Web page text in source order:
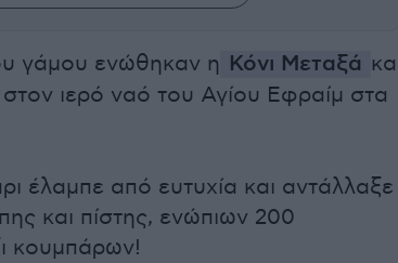
γάμου ενώθηκαν η Κόνι Μεταξά
στον ιερό ναό του Αγίου Εφραίμ στα
έλαμπε από ευτυχία και αντάλλαξε
και πίστης, ενώπιων 200
κουμπάρων!